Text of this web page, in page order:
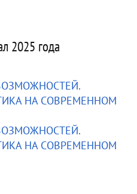
2025 года
НА СОВРЕМЕННОМ
НА СОВРЕМЕННОМ